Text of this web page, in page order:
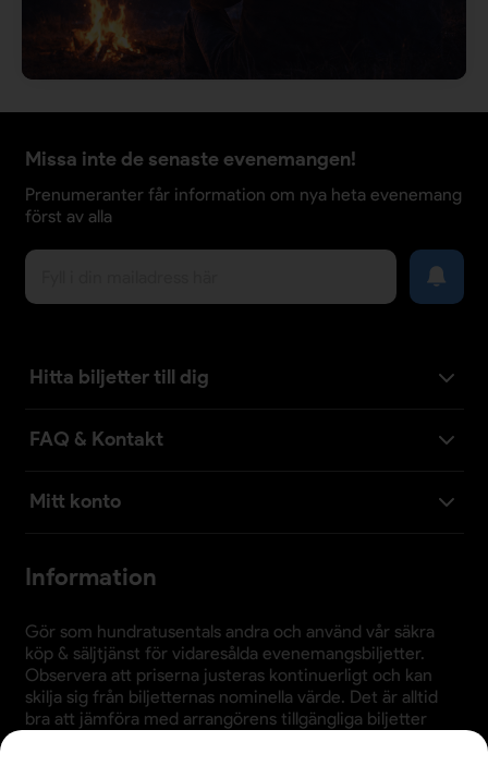
Missa inte de senaste evenemangen!
Prenumeranter får information om nya heta evenemang
först av alla
Hitta biljetter till dig
FAQ & Kontakt
Mitt konto
Information
Gör som hundratusentals andra och använd vår säkra
köp & säljtjänst för vidaresålda evenemangsbiljetter.
Observera att priserna justeras kontinuerligt och kan
skilja sig från biljetternas nominella värde. Det är alltid
bra att jämföra med arrangörens tillgängliga biljetter